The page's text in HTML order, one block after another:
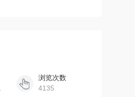
浏览次数
4135